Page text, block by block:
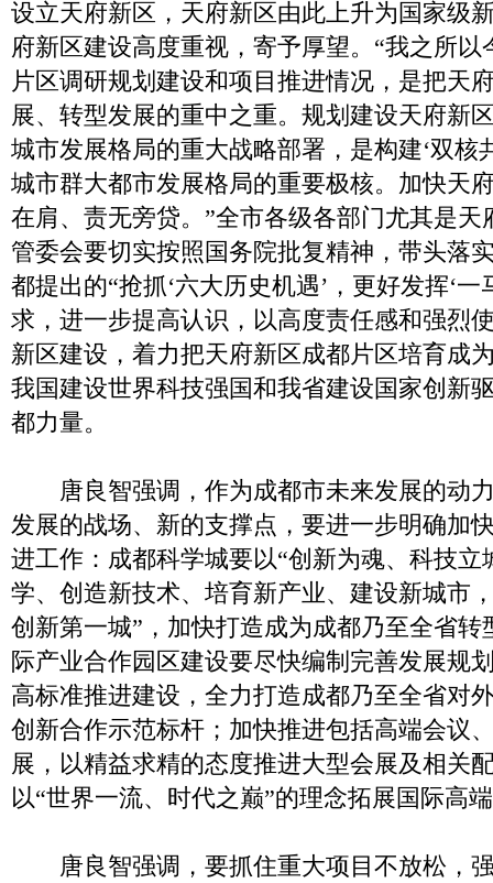
设立天府新区，天府新区由此上升为国家级
府新区建设高度重视，寄予厚望。“我之所
片区调研规划建设和项目推进情况，是把天
展、转型发展的重中之重。规划建设天府新
城市发展格局的重大战略部署，是构建‘双核
城市群大都市发展格局的重要极核。加快天
在肩、责无旁贷。”全市各级各部门尤其是天
管委会要切实按照国务院批复精神，带头落
都提出的“抢抓‘六大历史机遇’，更好发挥‘一
求，进一步提高认识，以高度责任感和强烈
新区建设，着力把天府新区成都片区培育成
我国建设世界科技强国和我省建设国家创新
都力量。
唐良智强调，作为成都市未来发展的动
发展的战场、新的支撑点，要进一步明确加
进工作：成都科学城要以“创新为魂、科技立
学、创造新技术、培育新产业、建设新城市
创新第一城”，加快打造成为成都乃至全省转
际产业合作园区建设要尽快编制完善发展规
高标准推进建设，全力打造成都乃至全省对
创新合作示范标杆；加快推进包括高端会议
展，以精益求精的态度推进大型会展及相关
以“世界一流、时代之巅”的理念拓展国际高
唐良智强调，要抓住重大项目不放松，